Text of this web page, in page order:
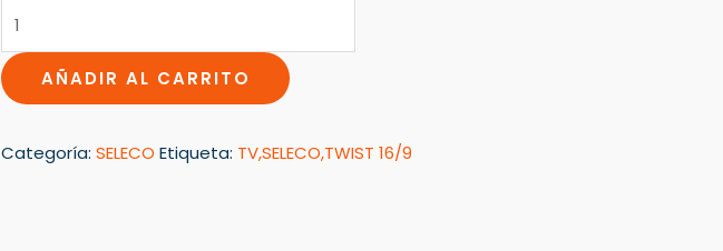
AÑADIR AL CARRITO
Categoría: SELECO Etiqueta: TV,SELECO,TWIST 16/9